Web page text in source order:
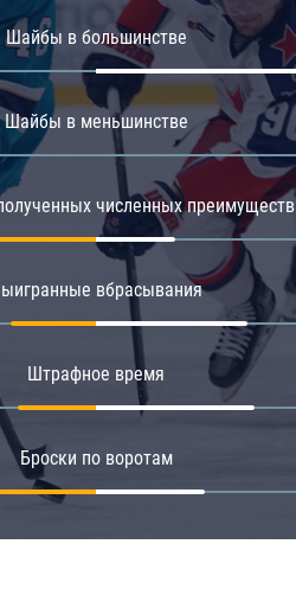
Юлаев
Шайбы в большинстве
Шайбы в меньшинстве
численных преимуществ
вбрасывания
Штрафное время
Броски по воротам